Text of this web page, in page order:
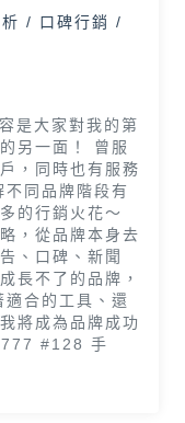
/ 口碑行銷 /
是大家對我的第
另一面！ 曾服
，同時也有服務
同品牌階段有
的行銷火花～
，從品牌本身去
、口碑、新聞
長不了的品牌，
合的工具、還
將成為品牌成功
#128 手